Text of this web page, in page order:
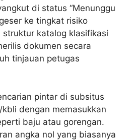
di status “Menunggu
ke tingkat risiko
struktur katalog klasifikasi
dokumen secara
tinjauan petugas
pintar di subsitus
/kbli dengan memasukkan
baju atau gorengan.
angka nol yang biasanya